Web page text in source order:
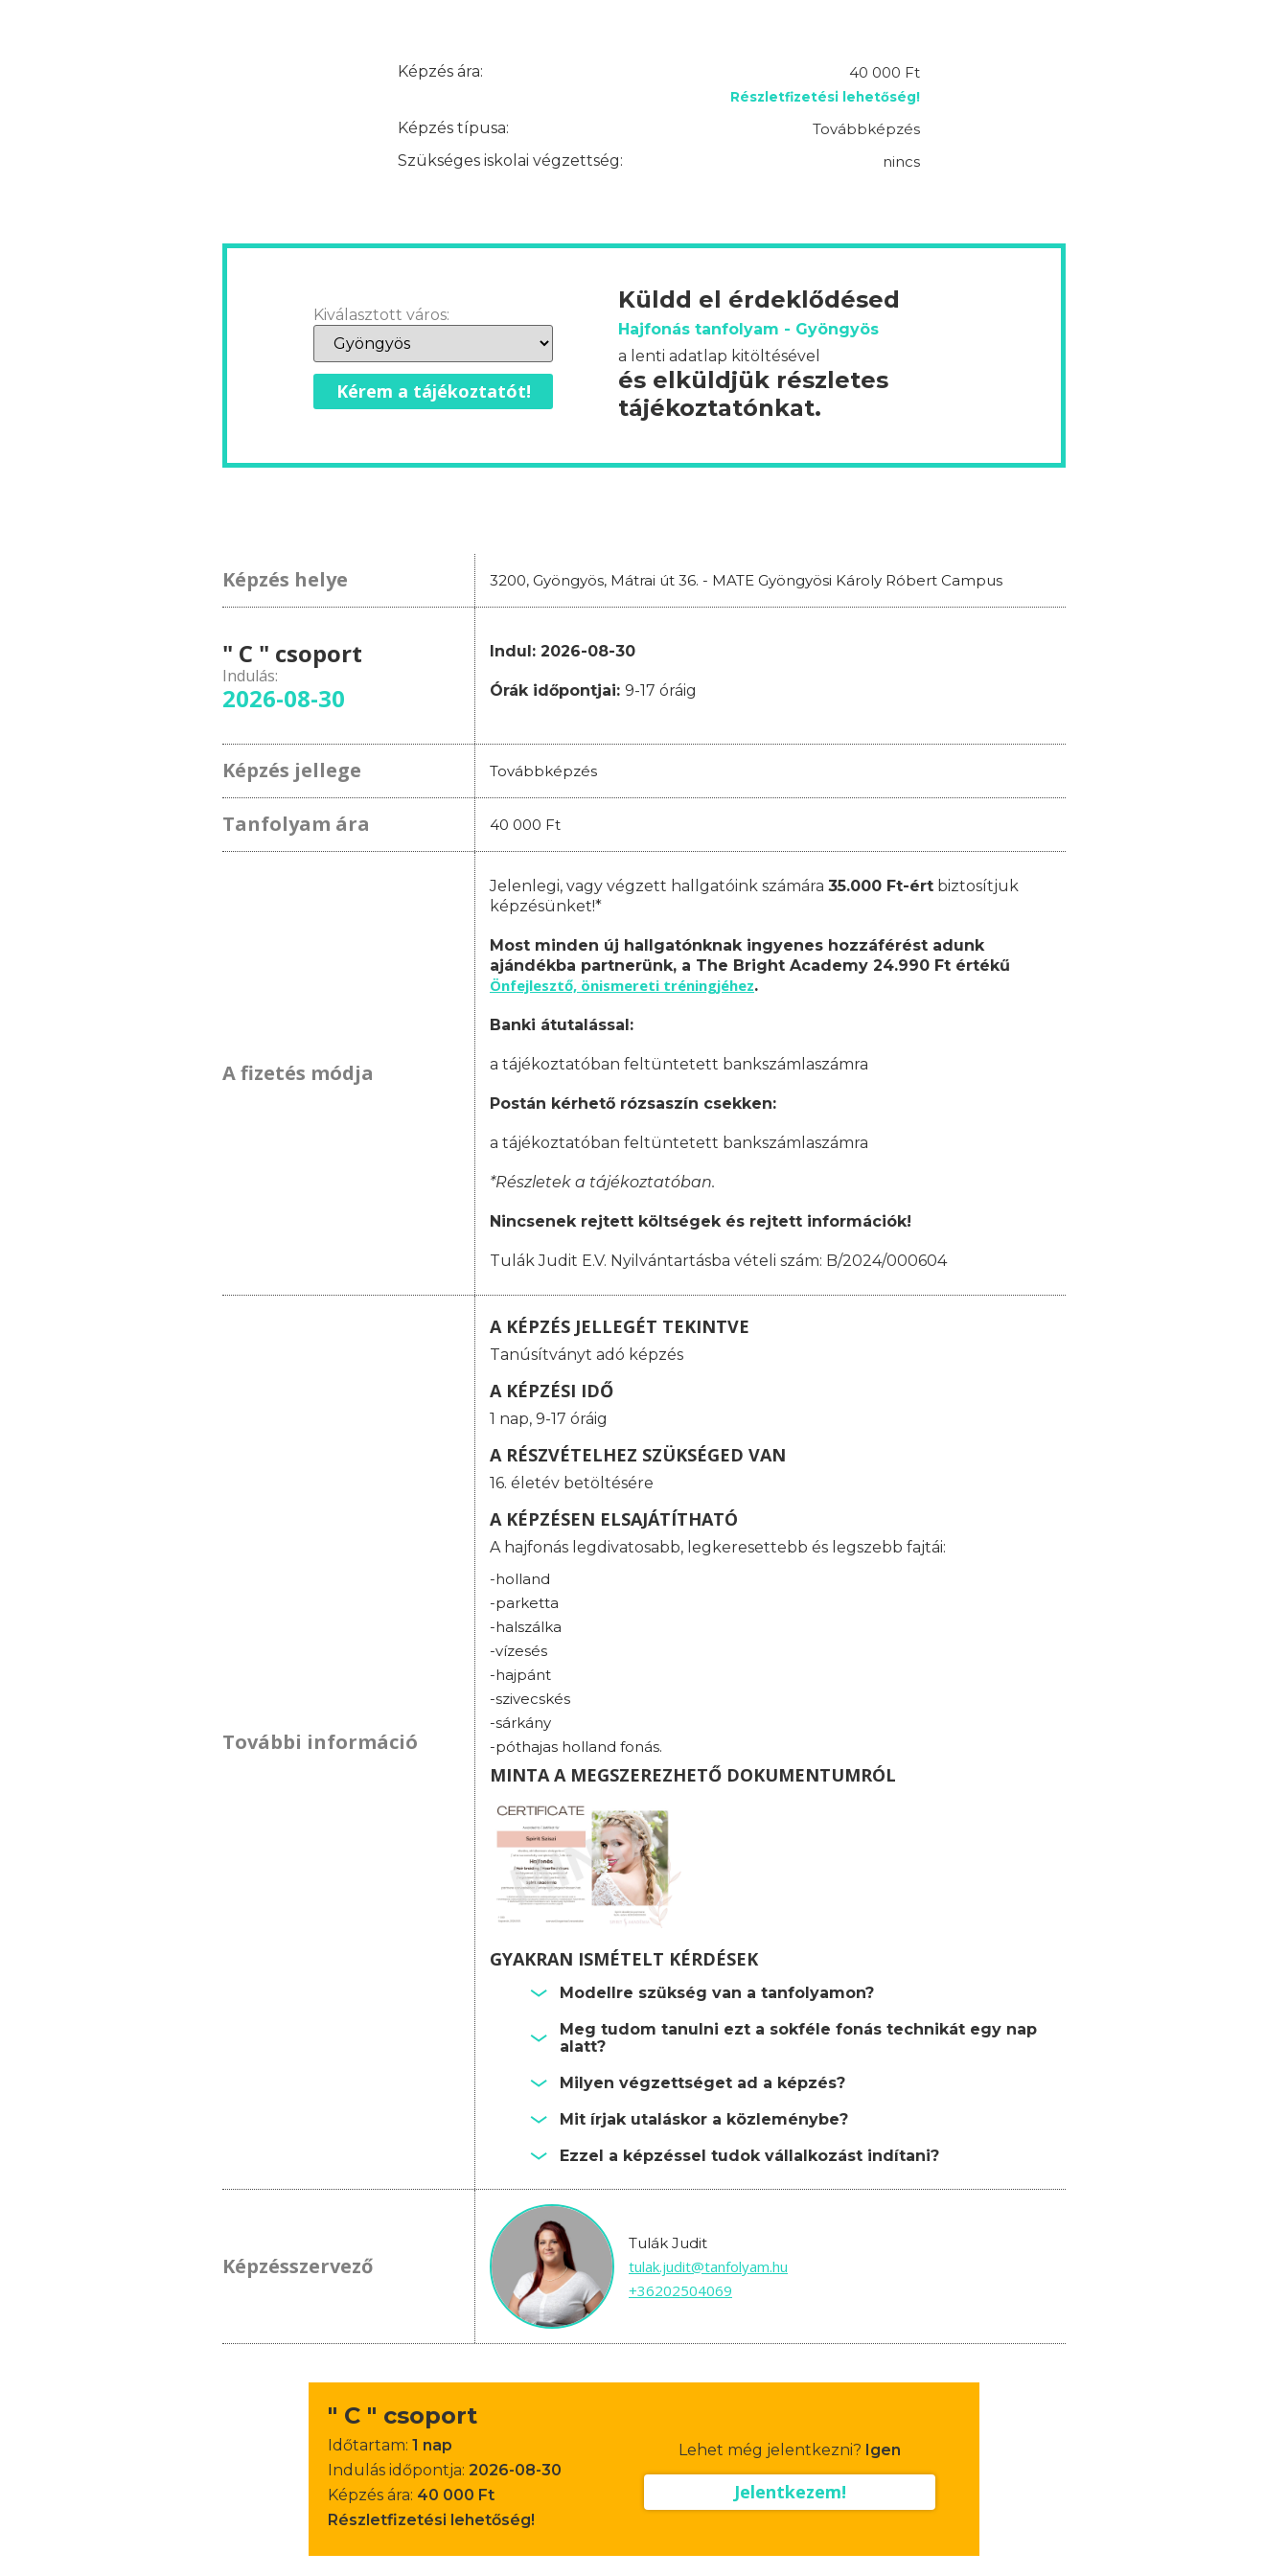
Képzés ára: 40 000 Ft
Részletfizetési lehetőség!
Képzés típusa:
Továbbképzés
Szükséges iskolai végzettség:
nincs
Kiválasztott város:
Kérem a tájékoztatót!
Küldd el érdeklődésed
Hajfonás tanfolyam - Gyöngyös
a lenti adatlap kitöltésével
és elküldjük részletes
tájékoztatónkat.
Képzés helye 3200, Gyöngyös, Mátrai út 36. - MATE Gyöngyösi Károly Róbert Campus
" C " csoport
Indulás:
2026-08-30
Indul: 2026-08-30
Órák időpontjai: 9-17 óráig
Képzés jellege Továbbképzés
Tanfolyam ára 40 000 Ft
A fizetés módja
Jelenlegi, vagy végzett hallgatóink számára 35.000 Ft-ért biztosítjuk
képzésünket!*
Most minden új hallgatónknak ingyenes hozzáférést adunk
ajándékba partnerünk, a The Bright Academy 24.990 Ft értékű
Önfejlesztő, önismereti tréningjéhez.
Banki átutalással:
a tájékoztatóban feltüntetett bankszámlaszámra
Postán kérhető rózsaszín csekken:
a tájékoztatóban feltüntetett bankszámlaszámra
*Részletek a tájékoztatóban.
Nincsenek rejtett költségek és rejtett információk!
Tulák Judit E.V. Nyilvántartásba vételi szám: B/2024/000604
További információ
A KÉPZÉS JELLEGÉT TEKINTVE
Tanúsítványt adó képzés
A KÉPZÉSI IDŐ
1 nap, 9-17 óráig
A RÉSZVÉTELHEZ SZÜKSÉGED VAN
16. életév betöltésére
A KÉPZÉSEN ELSAJÁTÍTHATÓ
A hajfonás legdivatosabb, legkeresettebb és legszebb fajtái:
-holland
-parketta
-halszálka
-vízesés
-hajpánt
-szivecskés
-sárkány
-póthajas holland fonás.
MINTA A MEGSZEREZHETŐ DOKUMENTUMRÓL
GYAKRAN ISMÉTELT KÉRDÉSEK
Modellre szükség van a tanfolyamon?
Meg tudom tanulni ezt a sokféle fonás technikát egy nap
alatt?
Milyen végzettséget ad a képzés?
Mit írjak utaláskor a közleménybe?
Ezzel a képzéssel tudok vállalkozást indítani?
Képzésszervező
Tulák Judit
tulak.judit@tanfolyam.hu
+36202504069
" C " csoport
Időtartam: 1 nap
Indulás időpontja: 2026-08-30
Képzés ára: 40 000 Ft
Részletfizetési lehetőség!
Lehet még jelentkezni? Igen
Jelentkezem!